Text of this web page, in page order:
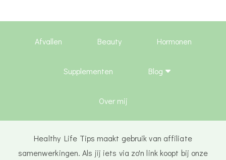
Afvallen Beauty Hormonen
Supplementen Blog
Over mij
Healthy Life Tips maakt gebruik van affiliate
samenwerkingen. Als jij iets via zo'n link koopt bij onze